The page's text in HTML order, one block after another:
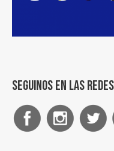
Seguinos en las